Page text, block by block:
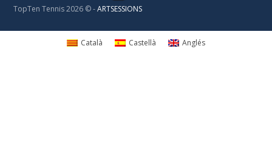
TopTen Tennis 2026 © -ARTSESSIONS
Català Castellà Anglés